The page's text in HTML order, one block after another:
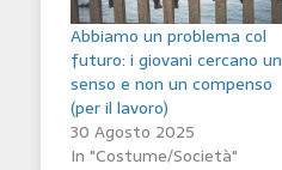
Abbiamo un problema col
futuro: i giovani cercano un
senso e non un compenso
(per il lavoro)
30 Agosto 2025
In "Costume/Società"